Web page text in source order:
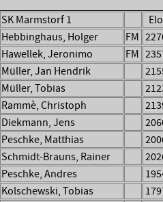
SK Marmstorf 1
Elo
Hebbinghaus, Holger FM
Hawellek, Jeronimo FM
Müller, Jan Hendrik
Müller, Tobias
Rammè, Christoph
Diekmann, Jens
Peschke, Matthias
Schmidt-Brauns, Rainer
Peschke, Andres
Kolschewski, Tobias